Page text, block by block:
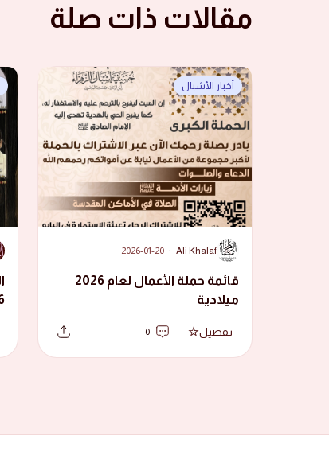
مقالات ذات صلة
أخبار الأشبال
A
Ali Khalaf
·
2026-01-20
قائمة حملة الأعمال لعام 2026
ميلادية
تفضيل 0